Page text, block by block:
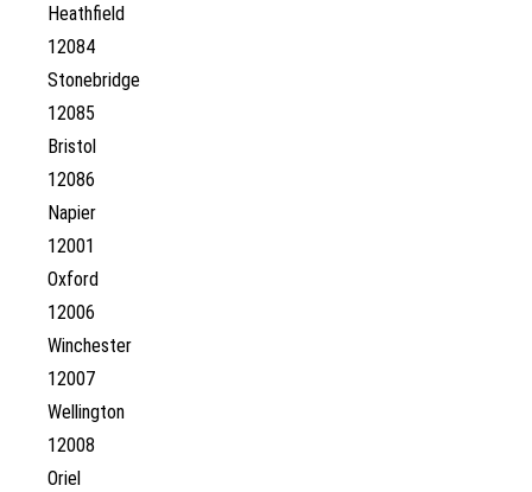
Heathfield
12084
Stonebridge
12085
Bristol
12086
Napier
12001
Oxford
12006
Winchester
12007
Wellington
12008
Oriel